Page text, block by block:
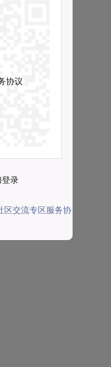
协议
录
区交流专区服务协